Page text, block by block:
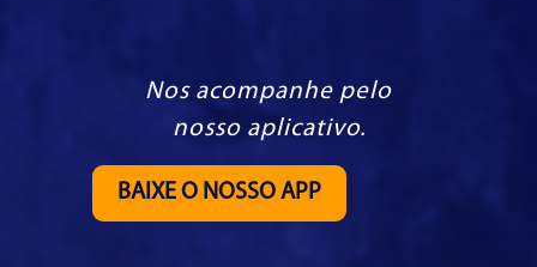
Nos acompanhe pelo
nosso aplicativo.
BAIXE O NOSSO APP